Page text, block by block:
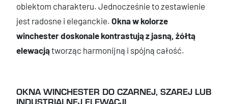
obiektom charakteru. Jednocześnie to zestawienie
jest radosne i eleganckie. Okna w kolorze
winchester doskonale kontrastują z jasną, żółtą
elewacjątworząc harmonijną i spójną całość.
OKNA WINCHESTER DO CZARNEJ, SZAREJ LUB
INDUSTRIALNEJ ELEWACJI